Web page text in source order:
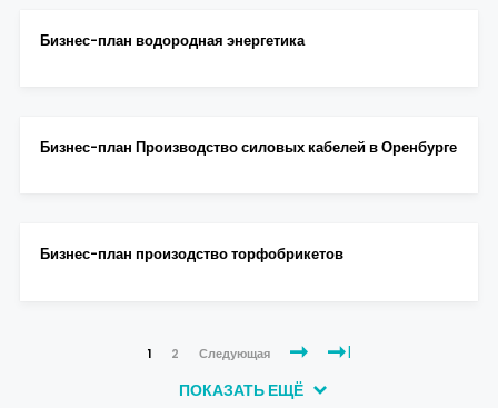
Бизнес-план водородная энергетика
Бизнес-план Производство силовых кабелей в Оренбурге
Бизнес-план произодство торфобрикетов
1 2 Следующая
ПОКАЗАТЬ ЕЩЁ